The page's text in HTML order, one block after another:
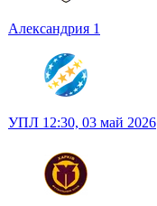
Александрия 1
УПЛ 12:30, 03 май 2026